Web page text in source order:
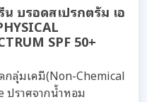
บรอดสเปรกตรัม เอ
SPF 50+
ลุ่มเคมี(Non-Chemical
ปราศจากน้ำหอม